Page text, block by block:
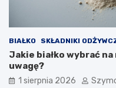
BIAŁKO SKŁADNIKI
Jakie białko wybrać
uwagę?
1 sierpnia 2026